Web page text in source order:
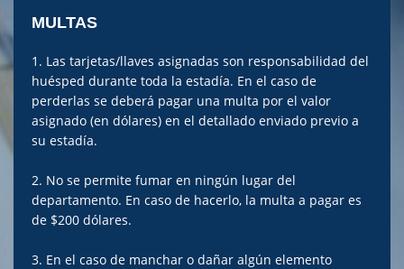
MULTAS
1. Las tarjetas/llaves asignadas son responsabilidad del
huésped durante toda la estadía. En el caso de
perderlas se deberá pagar una multa por el valor
asignado (en dólares) en el detallado enviado previo a
su estadía.
2. No se permite fumar en ningún lugar del
departamento. En caso de hacerlo, la multa a pagar es
de $200 dólares.
3. En el caso de manchar o dañar algún elemento